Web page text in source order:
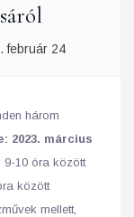
február 24
három
2023. március
9-10 óra között
között
mellett,